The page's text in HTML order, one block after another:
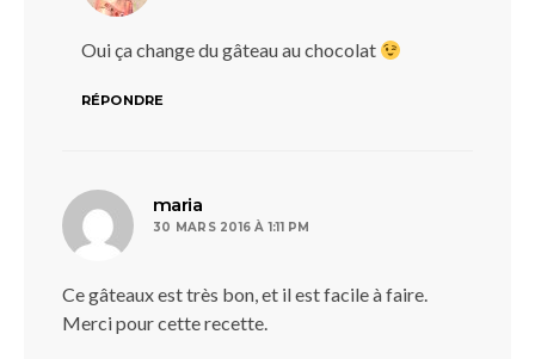
Oui ça change du gâteau au chocolat
RÉPONDRE
maria
30 MARS 2016 À 1:11 PM
Ce gâteaux est très bon, et il est facile à faire.
Merci pour cette recette.